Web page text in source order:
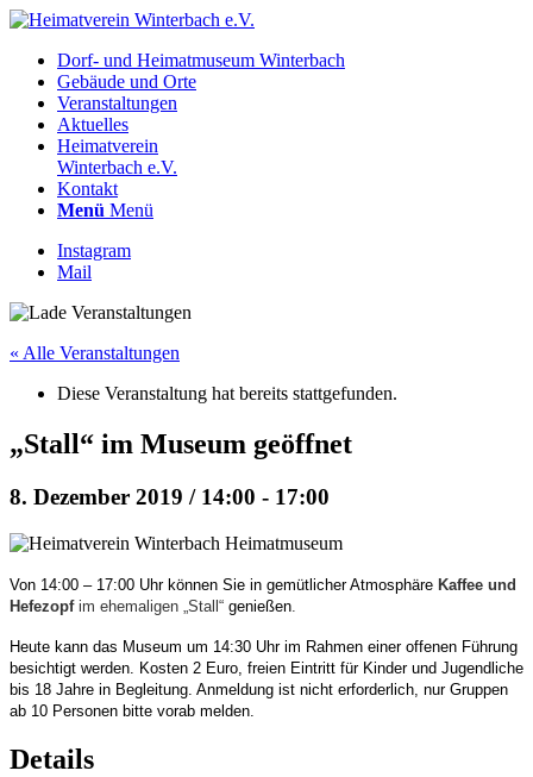
Dorf- und Heimatmuseum Winterbach
Gebäude und Orte
Veranstaltungen
Aktuelles
Heimatverein
Winterbach e.V.
Kontakt
Menü Menü
Instagram
Mail
« Alle Veranstaltungen
Diese Veranstaltung hat bereits stattgefunden.
„Stall“ im Museum geöffnet
8. Dezember 2019 / 14:00 - 17:00
Von 14:00 – 17:00 Uhr können Sie in gemütlicher Atmosphäre Kaffee und
Hefezopf im ehemaligen „Stall“ genießen
Heute kann das Museum um 14:30 Uhr im Rahmen einer offenen Führung
besichtigt werden. Kosten 2 Euro, freien Eintritt für Kinder und Jugendliche
bis 18 Jahre in Begleitung. Anmeldung ist nicht erforderlich, nur Gruppen
ab 10 Personen bitte vorab melden.
Details